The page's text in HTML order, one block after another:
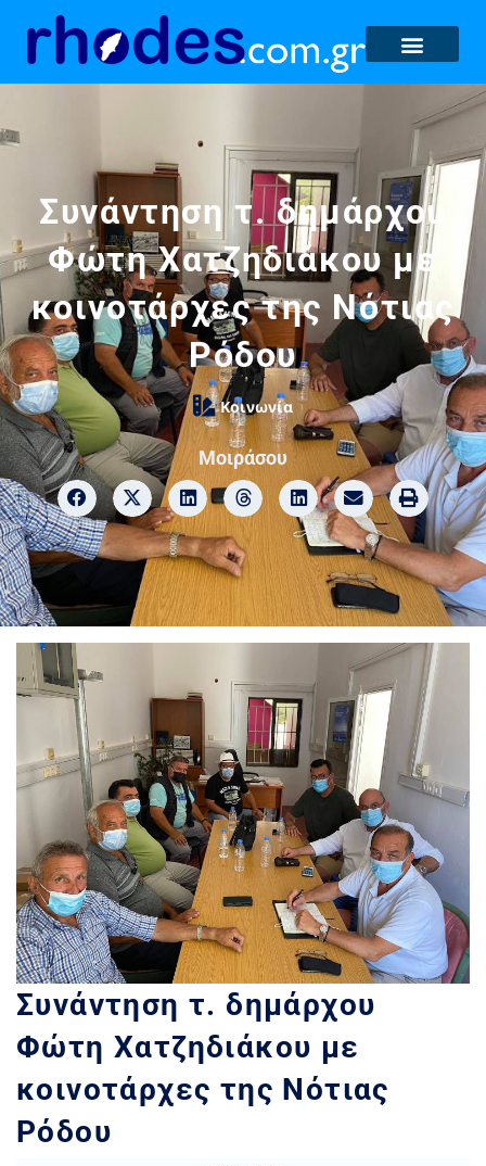
Συνάντηση τ. δημάρχου
Φώτη Χατζηδιάκου με
κοινοτάρχες της Νότιας
Ρόδου
Κοινωνία
Μοιράσου
Συνάντηση τ. δημάρχου
Φώτη Χατζηδιάκου με
κοινοτάρχες της Νότιας
Ρόδου